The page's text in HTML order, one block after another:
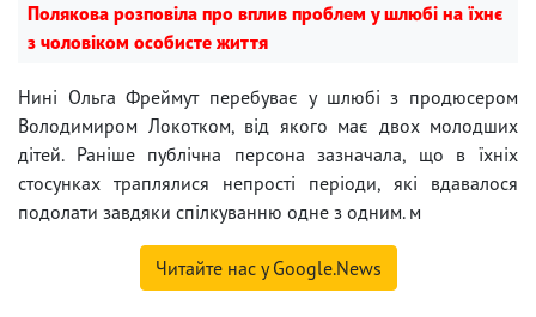
Полякова розповіла про вплив проблем у шлюбі на їхнє
з чоловіком особисте життя
Нині Ольга Фреймут перебуває у шлюбі з продюсером
Володимиром Локотком, від якого має двох молодших
дітей. Раніше публічна персона зазначала, що в їхніх
стосунках траплялися непрості періоди, які вдавалося
подолати завдяки спілкуванню одне з одним. м
Читайте нас у Google.News